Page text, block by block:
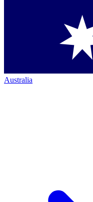
Australia